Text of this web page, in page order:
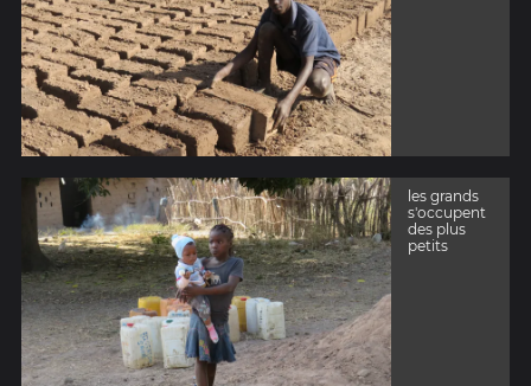
les grands
s'occupent
des plus
petits